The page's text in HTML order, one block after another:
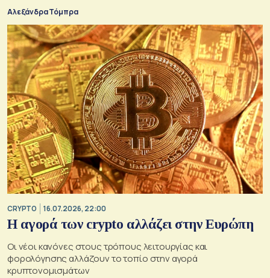
Αλεξάνδρα Τόμπρα
CRYPTO 16.07.2026, 22:00
Η αγορά των crypto αλλάζει στην Ευρώπη
Οι νέοι κανόνες στους τρόπους λειτουργίας και
φορολόγησης αλλάζουν το τοπίο στην αγορά
κρυπτονομισμάτων